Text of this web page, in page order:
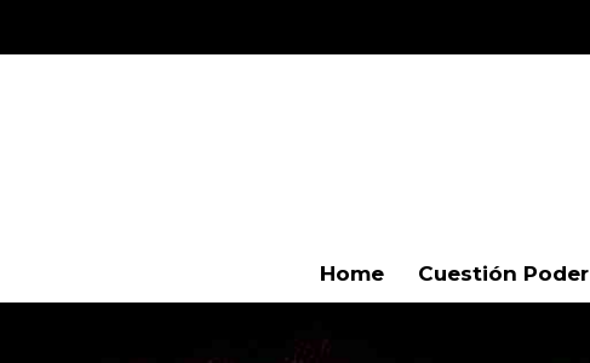
Home Cuestión Poder